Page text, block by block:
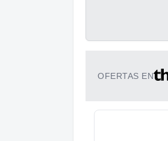
OFERTAS EN